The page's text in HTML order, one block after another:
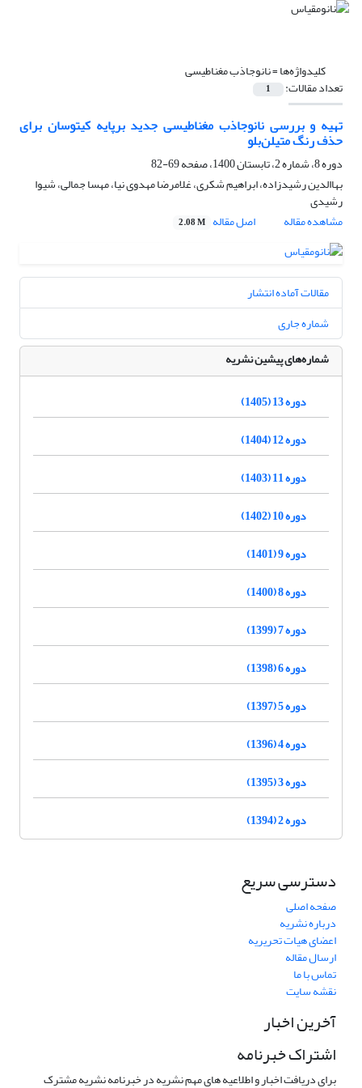
کلیدواژه‌ها =نانوجاذب مغناطیسی
تعداد مقالات: 1
تهیه و بررسی نانوجاذب مغناطیسی جدید برپایه کیتوسان برای
حذف رنگ متیلن‌بلو
دوره 8، شماره 2، تابستان 1400، صفحه
69-82
بهاالدین رشیدزاده، ابراهیم شکری، غلامرضا مهدوی نیا، مهسا جمالی، شیوا
رشیدی
مشاهده مقاله
اصل مقاله 2.08 M
مقالات آماده انتشار
شماره جاری
شماره‌های پیشین نشریه
دوره 13 (1405)
دوره 12 (1404)
دوره 11 (1403)
دوره 10 (1402)
دوره 9 (1401)
دوره 8 (1400)
دوره 7 (1399)
دوره 6 (1398)
دوره 5 (1397)
دوره 4 (1396)
دوره 3 (1395)
دوره 2 (1394)
دسترسی سریع
صفحه اصلی
درباره نشریه
اعضای هیات تحریریه
ارسال مقاله
تماس با ما
نقشه سایت
آخرین اخبار
اشتراک خبرنامه
برای دریافت اخبار و اطلاعیه های مهم نشریه در خبرنامه نشریه مشترک